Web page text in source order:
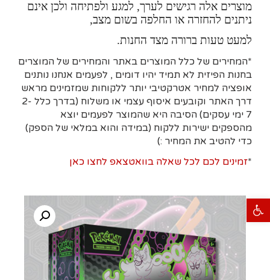
פתח סרגל נגישות
מוצרים אלה רגישים לערך, למגע ולפתיחה ולכן אינם
ניתנים להחזרה או החלפה בשום מצב,
למעט טעות ברורה מצד החנות.
*המחירים של כלל המוצרים באתר והמחירים של המוצרים
בחנות הפיזית לא תמיד יהיו דומים , לפעמים אנחנו נותנים
אופציה למחיר אטרקטיבי יותר ללקוחות שמזמינים מראש
דרך האתר וקובעים איסוף עצמי או משלוח (בדרך כלל 2-
7 ימי עסקים)
הסיבה היא שהמוצר לפעמים יוצא
מהספקים ישירות ללקוח (במידה והוא במלאי של הספק)
כדי להטיב את המחיר :)
*זמינים לכם לכל שאלה בוואטצאפ לחצו כאן